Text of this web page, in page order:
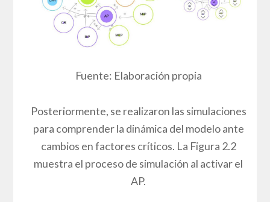
Fuente: Elaboración propia
Posteriormente, se realizaron las simulaciones
para comprender la dinámica del modelo ante
cambios en factores críticos. La Figura 2.2
muestra el proceso de simulación al activar el
AP.